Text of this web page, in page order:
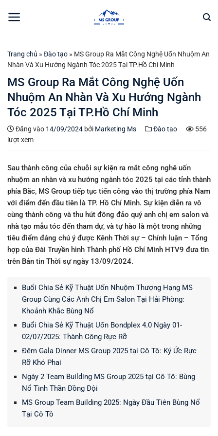
qua
Trang chủ » Đào tạo » MS Group Ra Mắt Công Nghệ Uốn Nhuộm An
Nhàn Và Xu Hướng Ngành Tóc 2025 Tại TP.Hồ Chí Minh
MS Group Ra Mắt Công Nghệ Uốn
Nhuộm An Nhàn Và Xu Hướng Ngành
Tóc 2025 Tại TP.Hồ Chí Minh
Đăng vào 14/09/2024 bởi Marketing Ms Đào tạo
556
lượt xem
Sau thành công của chuỗi sự kiện ra mắt công nghê uốn
nhuộm an nhàn và xu hướng ngành tóc 2025 tại các tỉnh thành
phía Bắc, MS Group tiếp tục tiến công vào thị trường phía Nam
với điểm đến đầu tiên là TP. Hồ Chí Minh. Sự kiện diễn ra vô
cùng thành công và thu hút đông đảo quý anh chị em salon và
nhà tạo mẫu tóc đến tham dự, và tự hào là một trong những
tiêu điểm đáng chú ý được Kênh Thời sự – Chính luận – Tổng
hợp của Đài Truyền hình Thành phố Hồ Chí Minh HTV9 đưa tin
trên Bản tin Thời sự ngày 13/09/2024.
Buổi Chia Sẻ Kỹ Thuật Uốn Nhuộm Thượng Hạng MS
Group Cùng Các Anh Chị Em Salon Tại Hải Phòng:
Khoảnh Khắc Bùng Nổ
Buổi Chia Sẻ Kỹ Thuật Uốn Bondplex 4.0 Ngày 01-
02/07/2025: Thành Công Rực Rỡ
Đêm Gala Dinner MS Group 2025 tại Cô Tô: Ký Ức Rực
Rỡ Khó Phai
Ngày 2 Team Building MS Group 2025 tại Cô Tô: Bùng
Nổ Tinh Thần Đồng Đội
MS Group Team Building 2025: Ngày Đầu Tiên Bùng Nổ
Tại Cô Tô